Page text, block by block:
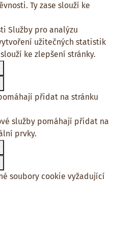
Ty zase slouží ke
Služby pro analýzu
užitečných statistik
ke zlepšení stránky.
přidat na stránku
služby pomáhají přidat na
prvky.
soubory cookie vyžadující